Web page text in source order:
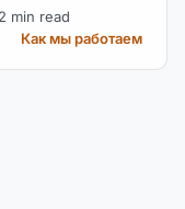
банка.
2 min read
Как мы работаем